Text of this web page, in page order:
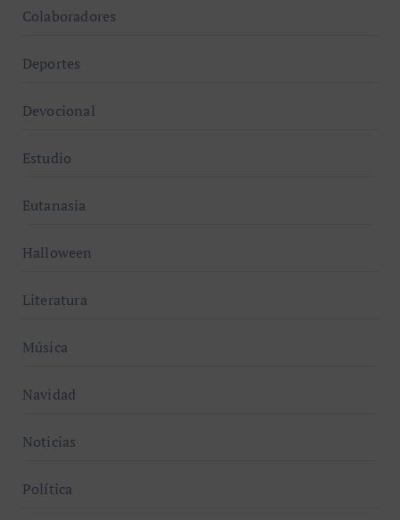
Colaboradores
Deportes
Devocional
Estudio
Eutanasia
Halloween
Literatura
Música
Navidad
Noticias
Política